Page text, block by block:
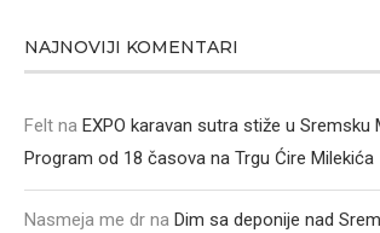
NAJNOVIJI KOMENTARI
Felt na EXPO karavan sutra stiže u Sremsku
Program od 18 časova na Trgu Ćire Milekića
Nasmeja me dr na Dim sa deponije nad